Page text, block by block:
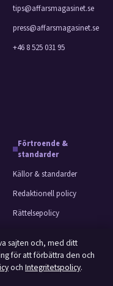
tips@affarsmagasinet.se
press@affarsmagasinet.se
+46 8 525 031 95
Förtroende &
standarder
Källor & standarder
Redaktionell policy
Rättelsepolicy
Ägande & finansiering
Integritetspolicy
sajten och, med ditt
för att förbättra den och
och Integritetspolicy.